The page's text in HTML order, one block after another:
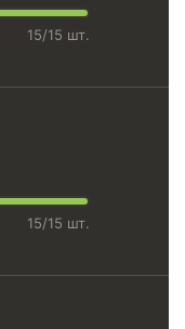
15/15 шт.
15/15 шт.